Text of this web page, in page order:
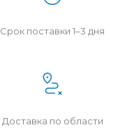
Срок поставки 1–3 дня
Доставка по области